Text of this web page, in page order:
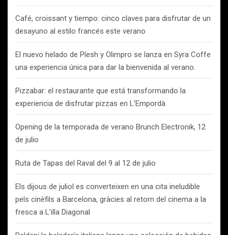
Café, croissant y tiempo: cinco claves para disfrutar de un
desayuno al estilo francés este verano
El nuevo helado de Plesh y Olimpro se lanza en Syra Coffe
una experiencia única para dar la bienvenida al verano.
Pizzabar: el restaurante que está transformando la
experiencia de disfrutar pizzas en L’Empordà
Opening de la temporada de verano Brunch Electronik, 12
de julio
Ruta de Tapas del Raval del 9 al 12 de julio
Els dijous de juliol es converteixen en una cita ineludible
pels cinèfils a Barcelona, gràcies al retorn del cinema a la
fresca a L’illa Diagonal